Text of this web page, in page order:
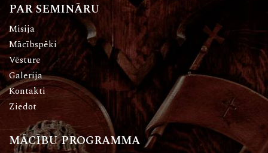
PAR SEMINĀRU
Misija
Mācībspēki
Vēsture
Galerija
Kontakti
Ziedot
MĀCĪBU PROGRAMMA